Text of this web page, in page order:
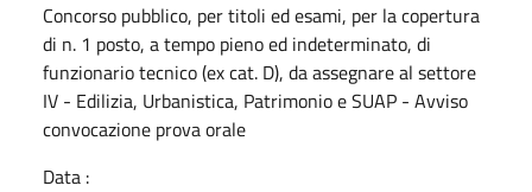
Concorso pubblico, per titoli ed esami, per la copertura
di n. 1 posto, a tempo pieno ed indeterminato, di
funzionario tecnico (ex cat. D), da assegnare al settore
IV - Edilizia, Urbanistica, Patrimonio e SUAP - Avviso
convocazione prova orale
Data :